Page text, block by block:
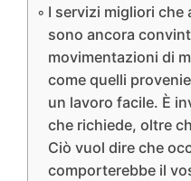
I servizi migliori che
sono ancora
movimentazioni di
come quelli
un lavoro facile. È
che richiede, oltre
Ciò vuol dire che
comporterebbe il